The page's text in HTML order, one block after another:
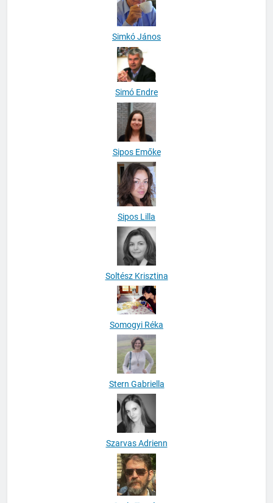
Simkó János
Simó Endre
Sipos Emőke
Sipos Lilla
Soltész Krisztina
Somogyi Réka
Stern Gabriella
Szarvas Adrienn